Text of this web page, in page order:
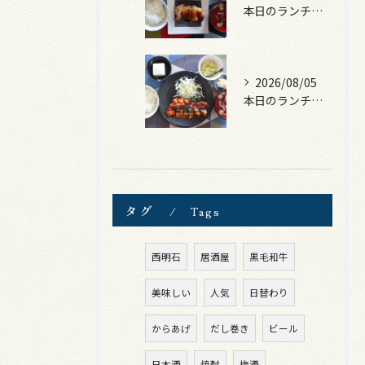
本日のランチは、照焼きチキン！
2026/08/05
本日のランチは、ロース豚カツ梅はさみ！
タグ Tags
西明石 居酒屋 黒毛和牛
美味しい 人気 日替わり
からあげ だし巻き ビール